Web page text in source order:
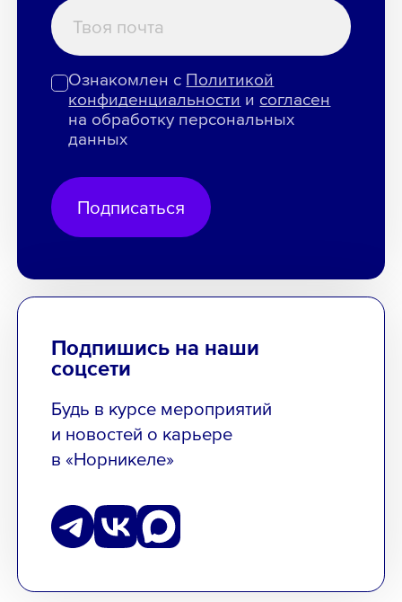
Ознакомлен с Политикой
конфиденциальности и согласен
на обработку персональных
данных
Подписаться
Подпишись на наши
соцсети
Будь в курсе мероприятий
и новостей о карьере
в «Норникеле»